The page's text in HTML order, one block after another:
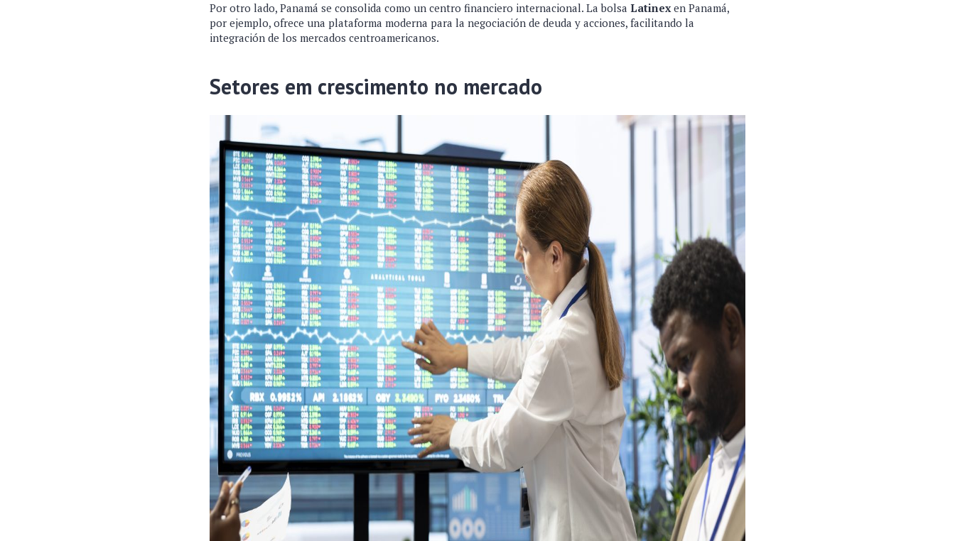
Por otro lado, Panamá se consolida como un centro financiero internacional. La bolsa Latinexen Panamá,
por ejemplo, ofrece una plataforma moderna para la negociación de deuda y acciones, facilitando la
integración de los mercados centroamericanos.
Setores em crescimento no mercado